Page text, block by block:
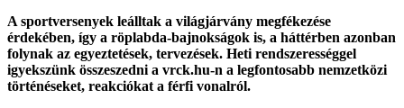
A sportversenyek leálltak a világjárvány megfékezése
érdekében, így a röplabda-bajnokságok is, a háttérben azonban
folynak az egyeztetések, tervezések. Heti rendszerességgel
igyekszünk összeszedni a vrck.hu-n a legfontosabb nemzetközi
történéseket, reakciókat a férfi vonalról.